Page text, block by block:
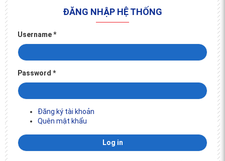
ĐĂNG NHẬP HỆ THỐNG
Username*
Password *
Đăng ký tài khoản
Quên mật khẩu